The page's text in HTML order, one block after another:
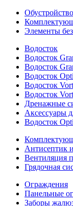
Элементы
Водосток
Водосток
Водосток
Водосток
Водосток
Водосток
Дренажные
Аксессуары
Водосток
Антисептик
Вентиляция
Грядочная
Ограждения
Панельные
Заборы